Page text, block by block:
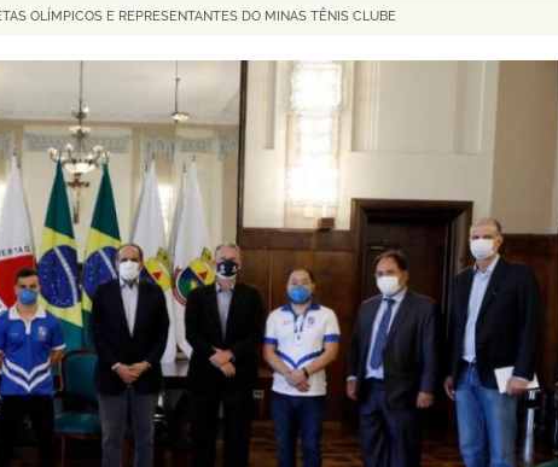
OLÍMPICOS E REPRESENTANTES DO MINAS TÊNIS CLUBE